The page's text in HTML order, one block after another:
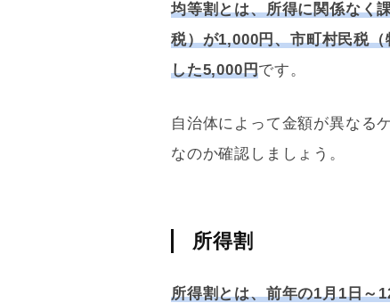
均等割とは、所得に関係なく
税）が1,000円、市町村民税
した5,000円です。
自治体によって金額が異なる
なのか確認しましょう。
所得割
所得割とは、前年の1月1日～